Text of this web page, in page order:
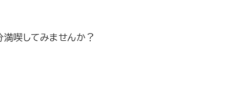
満喫してみませんか？